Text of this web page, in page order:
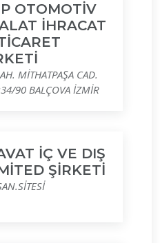
OTOMOTİV
İHRACAT
MİTHATPAŞA CAD.
90 BALÇOVA İZMİR
İÇ VE DIŞ
ŞİRKETİ